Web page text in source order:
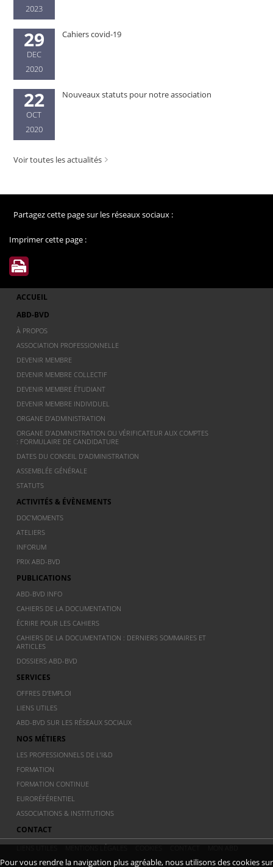
2023
29
DEC
2020
Cahiers covid-19
22
OCT
2020
Nouveaux statuts pour notre association
Voir toutes les actualités
Partagez cette page sur les réseaux sociaux :
Imprimer cette page :
ACCUEIL
ABD-BVD
À PROPOS
ASSOCIATION PROFESSIONNELLE
DEVENIR MEMBRE
DEVENIR MEMBRE COLLECTIF
DEVENIR MEMBRE ÉTUDIANT
DEVENIR MEMBRE INDIVIDUEL
ORGANE D’ADMINISTRATION
ORGANE D’ADMINISTRATION OU VÉRIFICATEUR AUX COMPTES
: FORMULAIRE DE CANDIDATURE
DATES DU CONSEIL D’ADMINISTRATION
ASSEMBLÉE GÉNÉRALE
STATUTS
ACTIVITÉS & ÉVÈNEMENTS
DOC’MOMENTS
ATELIERS
INFORUM
PRIX ABD-BVD
PUBLICATIONS
ABD-BVD INFO
CAHIERS DE LA DOCUMENTATION
ÉCRIRE POUR LES CAHIERS
CAHIERS DE LA DOCUMENTATION : DERNIERS SOMMAIRES ET
ARTICLES
DOSSIERS ABD-BVD
SERVICES
OFFRES D’EMPLOI
LIENS UTILES
ABD-BVD SUR LES RÉSEAUX SOCIAUX
NOS MÉTIERS
LES PROFESSIONNELS DE L’I&D
FORMATION
FORMATION CONTINUE
EURORÉFÉRENTIEL
ASSOCIATIONS & INSTITUTIONS
CONTACT
© 2011 ABD BVD - Association Belge de documentation - Dernière
Pour vous rendre la navigation plus agréable, nous utilisons des cookies sur